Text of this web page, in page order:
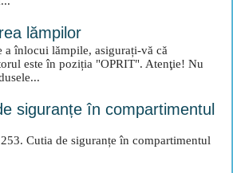
lămpilor
a înlocui lămpile, asigurați-vă că
este în poziția "OPRIT". Atenţie! Nu
siguranțe în compartimentul
Cutia de siguranțe în compartimentul